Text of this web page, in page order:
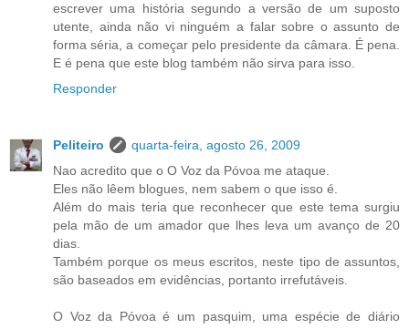
escrever uma história segundo a versão de um suposto
utente, ainda não vi ninguém a falar sobre o assunto de
forma séria, a começar pelo presidente da câmara. É pena.
E é pena que este blog também não sirva para isso.
Responder
Peliteiro
quarta-feira, agosto 26, 2009
Nao acredito que o O Voz da Póvoa me ataque.
Eles não lêem blogues, nem sabem o que isso é.
Além do mais teria que reconhecer que este tema surgiu
pela mão de um amador que lhes leva um avanço de 20
dias.
Também porque os meus escritos, neste tipo de assuntos,
são baseados em evidências, portanto irrefutáveis.
O Voz da Póvoa é um pasquim, uma espécie de diário